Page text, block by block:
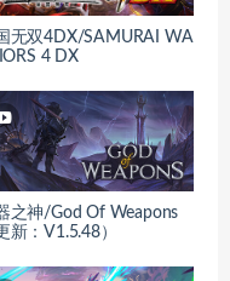
无双4DX/SAMURAI WA
4 DX
之神/God Of Weapons
新：V1.5.48）